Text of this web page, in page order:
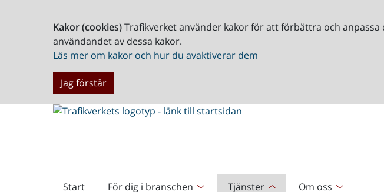
Kakor (cookies)Trafikverket använder kakor för att förbättra och
användandet av dessa kakor.
Läs mer om kakor och hur du avaktiverar dem
Jag förstår
Start För dig i branschen Tjänster Om oss